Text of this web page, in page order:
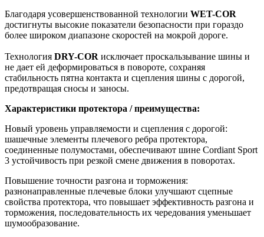
Благодаря усовершенствованной технологии WET-COR
достигнуты высокие показатели безопасности при гораздо
более широком диапазоне скоростей на мокрой дороге.
Технология DRY-COR исключает проскальзывание шины и
не дает ей деформироваться в повороте, сохраняя
стабильность пятна контакта и сцепления шины с дорогой,
предотвращая сносы и заносы.
Характеристики протектора / преимущества:
Новый уровень управляемости и сцепления с дорогой:
шашечные элементы плечевого ребра протектора,
соединенные полумостами, обеспечивают шине Cordiant Sport
3 устойчивость при резкой смене движения в поворотах.
Повышение точности разгона и торможения:
разнонаправленные плечевые блоки улучшают сцепные
свойства протектора, что повышает эффективность разгона и
торможения, последовательность их чередования уменьшает
шумообразование.